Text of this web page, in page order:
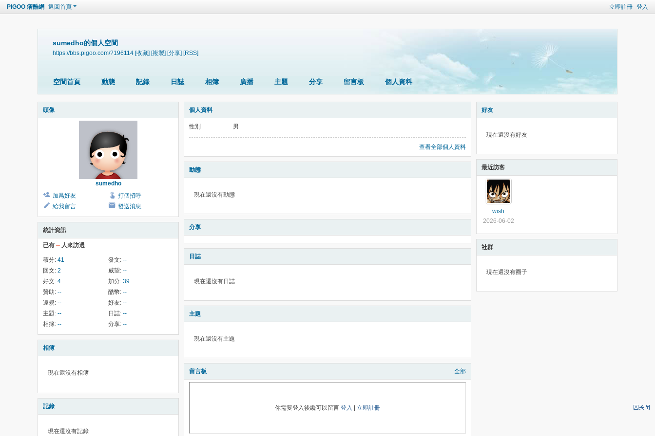
立即註冊 登入
PIGOO 痞酷網 返回首頁
sumedho的個人空間
https://bbs.pigoo.com/?196114 [收藏] [複製] [分享] [RSS]
空間首頁 動態 記錄 日誌 相簿 廣播 主題 分享 留言板 個人資料
頭像
sumedho
加爲好友
打個招呼
給我留言
發送消息
統計資訊
已有 -- 人來訪過
積分: 41 發文: --
回文: 2 威望: --
好文: 4 加分: 39
贊助: -- 酷幣: --
違規: -- 好友: --
主題: -- 日誌: --
相簿: -- 分享: --
相簿
現在還沒有相簿
記錄
現在還沒有記錄
個人資料
性別 男
查看全部個人資料
動態
現在還沒有動態
分享
日誌
現在還沒有日誌
主題
現在還沒有主題
留言板 全部
你需要登入後纔可以留言 登入 立即註冊
好友
現在還沒有好友
最近訪客
wish
2026-06-02
社群
現在還沒有圈子